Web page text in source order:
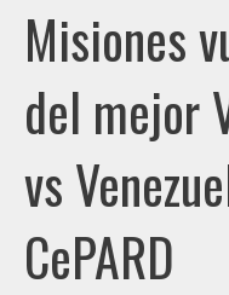
Misiones
del mejor
vs
CePARD